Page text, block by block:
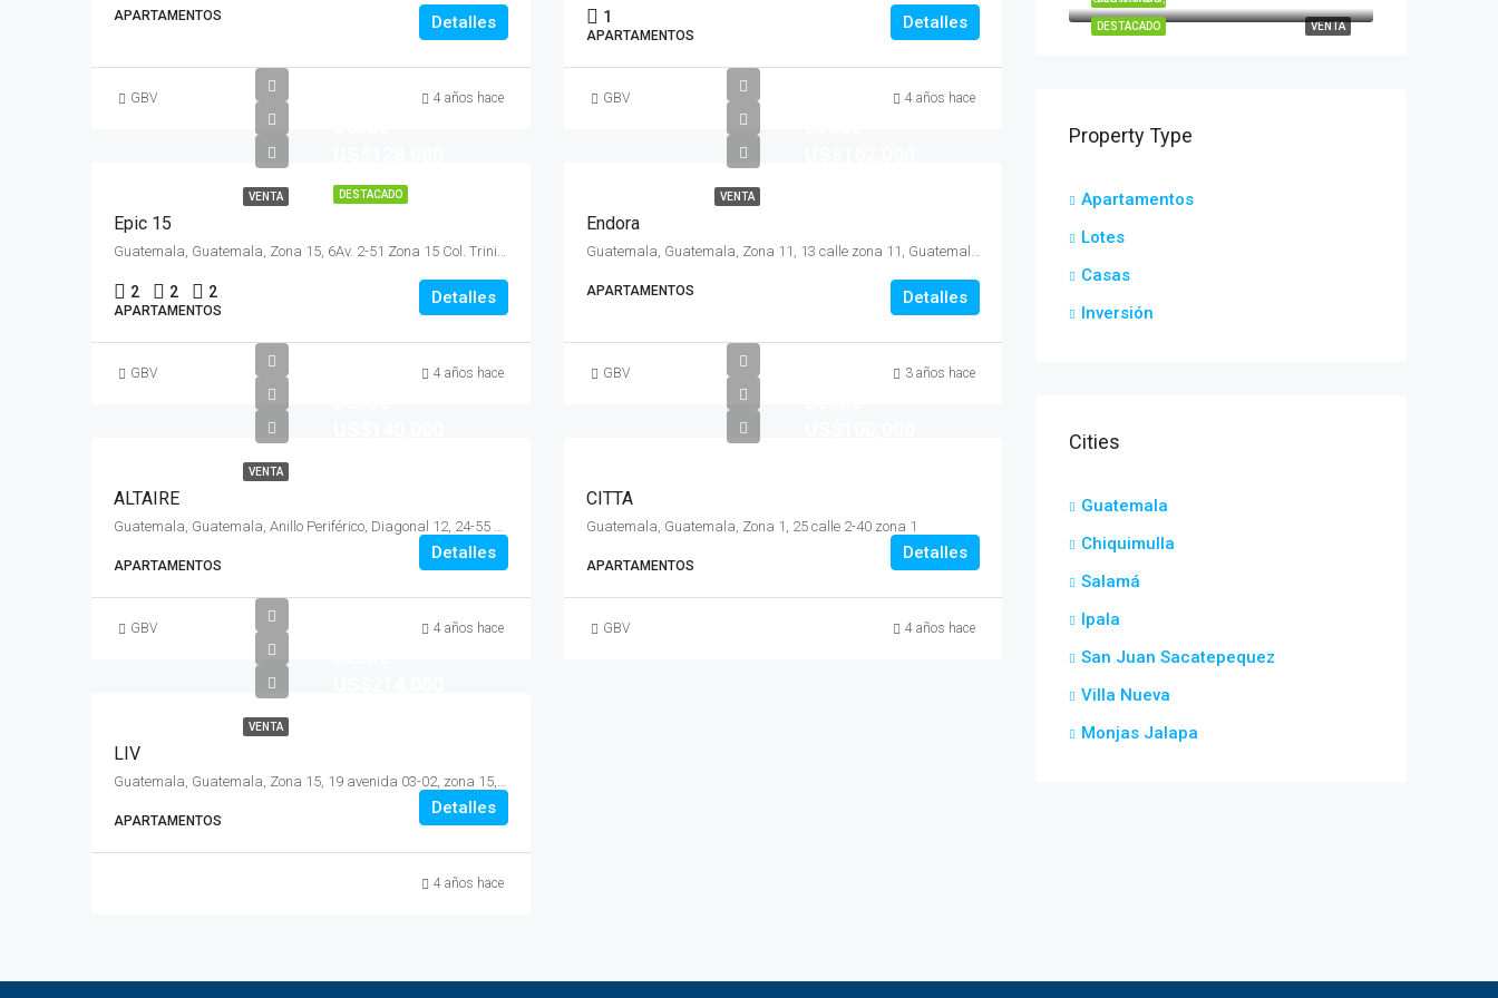
APARTAMENTOS Detalles
GBV 4 años hace
1
APARTAMENTOS
Detalles
GBV 4 años hace
DESTACADO
VENTA
Epic 15
Guatemala, Guatemala, Zona 15, 6Av. 2-51 Zona 15 Col. Trinidad
2 2 2
APARTAMENTOS
Detalles
GBV 4 años hace
VENTA
Endora
Guatemala, Guatemala, Zona 11, 13 calle zona 11, Guatemala, Guatemala
APARTAMENTOS Detalles
GBV 3 años hace
VENTA
ALTAIRE
Guatemala, Guatemala, Anillo Periférico, Diagonal 12, 24-55 zona 11
APARTAMENTOS
Detalles
GBV 4 años hace
CITTA
Guatemala, Guatemala, Zona 1, 25 calle 2-40 zona 1
APARTAMENTOS
Detalles
GBV 4 años hace
VENTA
LIV
Guatemala, Guatemala, Zona 15, 19 avenida 03-02, zona 15, VH1, Guatemala.
APARTAMENTOS
Detalles
4 años hace
VENTA
DESTACADO
Property Type
Apartamentos
Lotes
Casas
Inversión
Cities
Guatemala
Chiquimulla
Salamá
Ipala
San Juan Sacatepequez
Villa Nueva
Monjas Jalapa